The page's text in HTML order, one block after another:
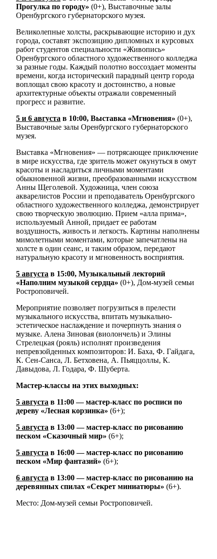
Прогулка по городу» (0+), Выставочные залы
Оренбургского губернаторского музея.
Великолепные холсты, раскрывающие историю и дух
города, составят экспозицию дипломных и курсовых
работ студентов специальности «Живопись»
Оренбургского областного художественного колледжа
за разные годы. Каждый полотно воссоздает моменты
времени, когда исторический парадный центр города
воплощал свою красоту и достоинство, а новые
архитектурные объекты отражали современный
прогресс и развитие.
5 и 6 августа в 10:00, Выставка «Мгновения» (0+),
Выставочные залы Оренбургского губернаторского
музея.
Выставка «Мгновения» — потрясающее приключение
в мире искусства, где зритель может окунуться в омут
красоты и насладиться личными моментами
обыкновенной жизни, преобразованными искусством
Анны Щеголевой. Художница, член союза
акварелистов России и преподаватель Оренбургского
областного художественного колледжа, демонстрирует
свою творческую эволюцию. Прием «алла прима»,
используемый Анной, придает ее работам
воздушность, живость и легкость. Картины наполнены
мимолетными моментами, которые запечатлены на
холсте в один сеанс, и таким образом, передают
натуральную красоту и мгновенность восприятия.
5 августа в 15:00, Музыкальный лекторий
«Наполним музыкой сердца» (0+), Дом-музей семьи
Ростроповичей.
Мероприятие позволяет погрузиться в прелести
музыкального искусства, впитать музыкально-
эстетическое наслаждение и почерпнуть знания о
музыке. Алена Зиновая (виолончель) и Элины
Стрелецкая (рояль) исполнят произведения
непревзойденных композиторов: И. Баха, Ф. Гайдага,
К. Сен-Санса, Л. Бетховена, А. Пьяццоллы, К.
Давыдова, Л. Годара, Ф. Шуберта.
Мастер-классы на этих выходных:
5 августа в 11:00 — мастер-класс по росписи по
дереву «Лесная корзинка» (6+);
5 августа в 13:00 — мастер-класс по рисованию
песком «Сказочный мир» (6+);
5 августа в 16:00 — мастер-класс по рисованию
песком «Мир фантазий» (6+);
6 августа в 13:00 — мастер-класс по рисованию на
деревянных спилах «Секрет миниатюры» (6+).
Место: Дом-музей семьи Ростроповичей.